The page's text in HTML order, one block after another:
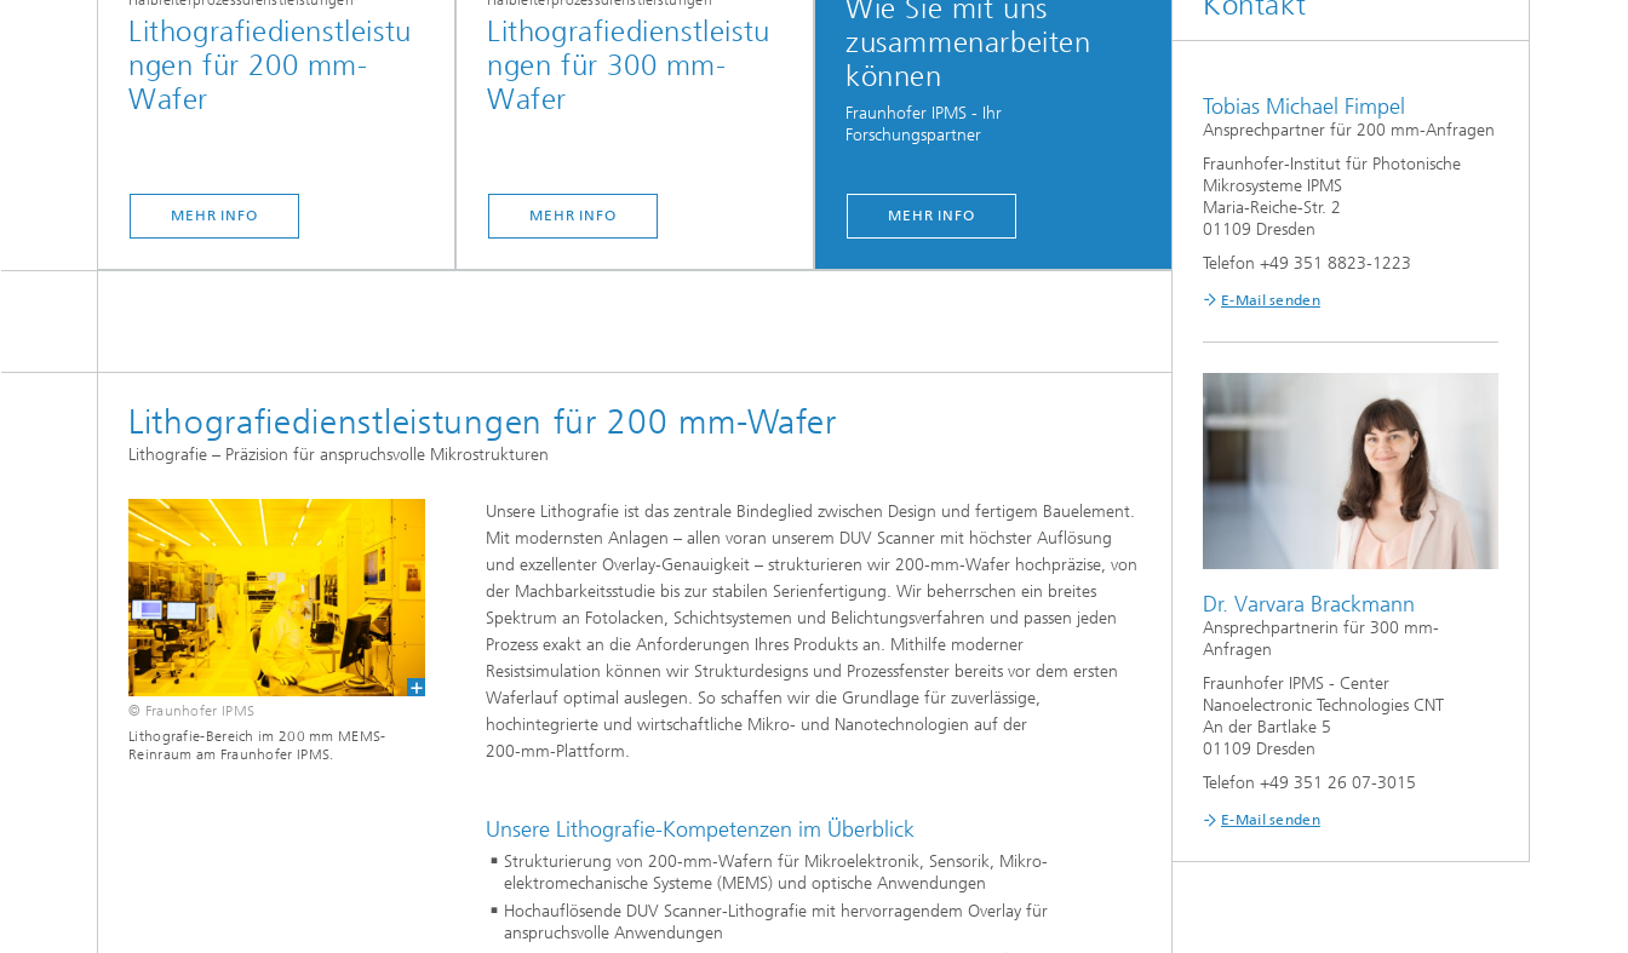
Lithografiedienstleistu
ngen für 200 mm-
Wafer
MEHR INFO
Lithografiedienstleistu
ngen für 300 mm-
Wafer
MEHR INFO
Wie Sie mit uns
zusammenarbeiten
können
Fraunhofer IPMS - Ihr
Forschungspartner
MEHR INFO
Lithografiedienstleistungen für 200 mm-Wafer
Lithografie – Präzision für anspruchsvolle Mikrostrukturen
© Fraunhofer IPMS
Lithografie-Bereich im 200 mm MEMS-
Reinraum am Fraunhofer IPMS.
Unsere Lithografie ist das zentrale Bindeglied zwischen Design und fertigem Bauelement.
Mit modernsten Anlagen – allen voran unserem DUV Scanner mit höchster Auflösung
und exzellenter Overlay‑Genauigkeit – strukturieren wir 200‑mm‑Wafer hochpräzise, von
der Machbarkeitsstudie bis zur stabilen Serienfertigung. Wir beherrschen ein breites
Spektrum an Fotolacken, Schichtsystemen und Belichtungsverfahren und passen jeden
Prozess exakt an die Anforderungen Ihres Produkts an. Mithilfe moderner
Resistsimulation können wir Strukturdesigns und Prozessfenster bereits vor dem ersten
Waferlauf optimal auslegen. So schaffen wir die Grundlage für zuverlässige,
hochintegrierte und wirtschaftliche Mikro- und Nanotechnologien auf der
200‑mm‑Plattform.
Unsere Lithografie-Kompetenzen im Überblick
Strukturierung von 200‑mm‑Wafern für Mikroelektronik, Sensorik, Mikro-
elektromechanische Systeme (MEMS) und optische Anwendungen
Hochauflösende DUV Scanner‑Lithografie mit hervorragendem Overlay für
anspruchsvolle Anwendungen
Tobias Michael Fimpel
Ansprechpartner für 200 mm-Anfragen
Fraunhofer-Institut für Photonische
Mikrosysteme IPMS
Maria-Reiche-Str. 2
01109 Dresden
Telefon +49 351 8823-1223
E-Mail senden
Dr. Varvara Brackmann
Ansprechpartnerin für 300 mm-
Anfragen
Fraunhofer IPMS - Center
Nanoelectronic Technologies CNT
An der Bartlake 5
01109 Dresden
Telefon +49 351 26 07-3015
E-Mail senden